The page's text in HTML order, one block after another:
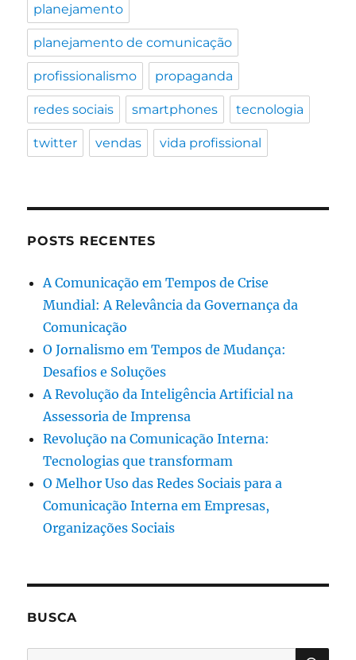
planejamento
planejamento de comunicação
profissionalismo propaganda
redes sociais smartphones tecnologia
twitter vendas vida profissional
POSTS RECENTES
A Comunicação em Tempos de Crise
Mundial: A Relevância da Governança da
Comunicação
O Jornalismo em Tempos de Mudança:
Desafios e Soluções
A Revolução da Inteligência Artificial na
Assessoria de Imprensa
Revolução na Comunicação Interna:
Tecnologias que transformam
O Melhor Uso das Redes Sociais para a
Comunicação Interna em Empresas,
Organizações Sociais
BUSCA